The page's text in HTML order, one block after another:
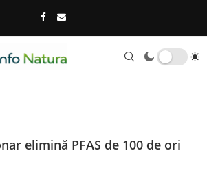
elimină PFAS de 100 de ori